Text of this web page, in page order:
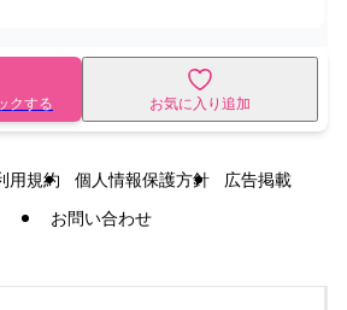
クする お気に入り追加
用規約 個人情報保護方針
広告掲載
お問い合わせ